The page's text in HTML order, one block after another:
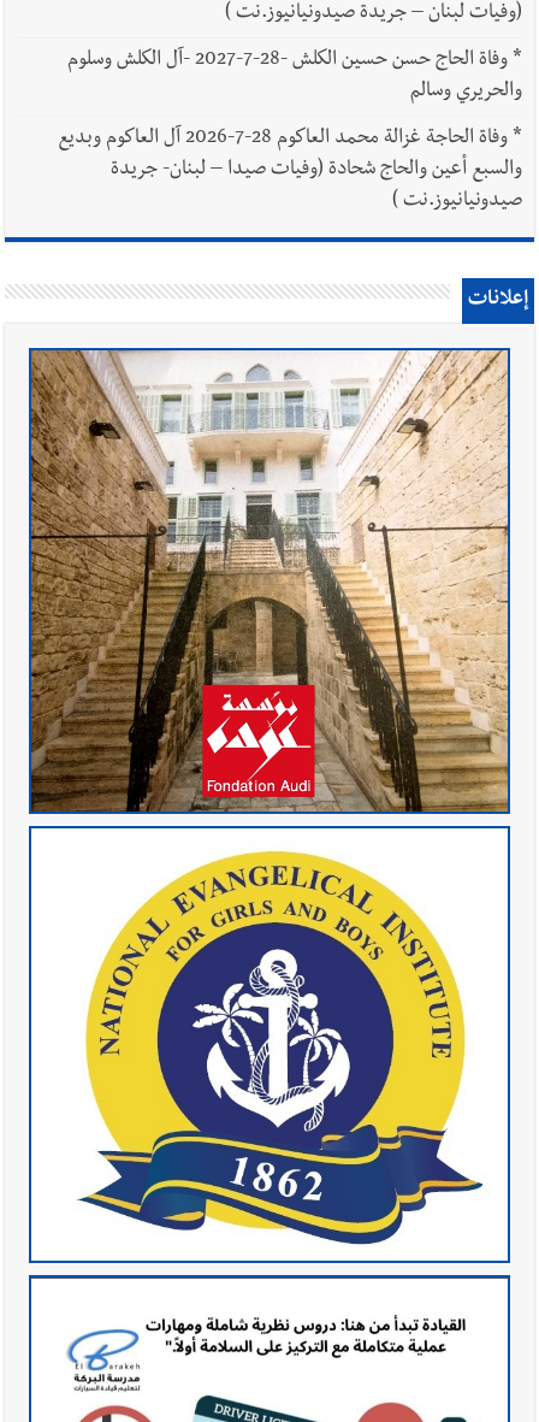
(وفيات لبنان – جريدة صيدونيانيوز.نت )
*
وفاة الحاج حسن حسين الكلش -28-7-2027 -آل الكلش وسلوم
والحريري وسالم
*
وفاة الحاجة غزالة محمد العاكوم 28-7-2026 آل العاكوم وبديع
والسبع أعين والحاج شحادة (وفيات صيدا – لبنان- جريدة
صيدونيانيوز.نت )
إعلانات